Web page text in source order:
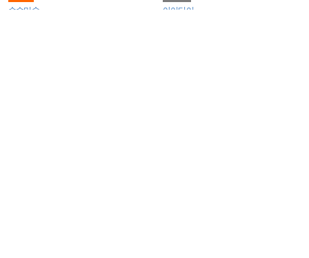
순수미술
아이디어